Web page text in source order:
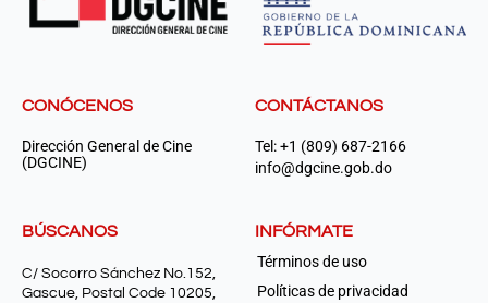
CONÓCENOS
Dirección General de Cine
(DGCINE)
CONTÁCTANOS
Tel: +1 (809) 687-2166
info@dgcine.gob.do
BÚSCANOS
C/ Socorro Sánchez No.152,
Gascue, Postal Code 10205,
INFÓRMATE
Términos de uso
Políticas de privacidad